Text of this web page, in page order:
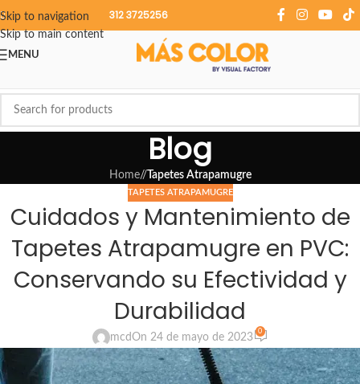
Skip to navigation
Skip to main content
312 3725256
MENU
Blog
Home/ Tapetes Atrapamugre
TAPETES ATRAPAMUGRE
Cuidados y Mantenimiento de
Tapetes Atrapamugre en PVC:
Conservando su Efectividad y
Durabilidad
mcdOn 24 de mayo de 2023
0